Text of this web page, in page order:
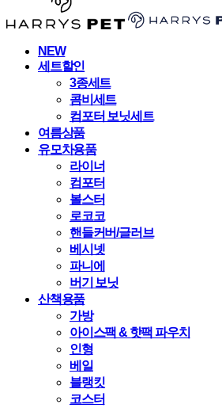
NEW
세트할인
3종세트
콤비세트
컴포터 보닛세트
여름상품
유모차용품
라이너
컴포터
볼스터
로코코
핸들커버/글러브
베시넷
파니에
버기 보닛
산책용품
가방
아이스팩 & 핫팩 파우치
인형
베일
블랭킷
코스터